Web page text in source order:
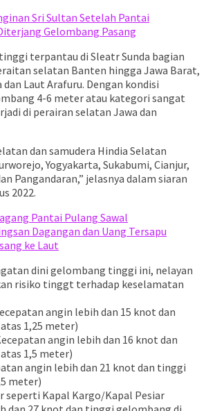
Sri Sultan Setelah Pantai
Gelombang Pasang
terpantau di Sleatr Sunda bagian
selatan Banten hingga Jawa Barat,
dan Laut Arafuru. Dengan kondisi
4-6 meter atau kategori sangat
di perairan selatan Jawa dan
dan samudera Hindia Selatan
Yogyakarta, Sukabumi, Cianjur,
Pangandaran,” jelasnya dalam siaran
2022.
Pantai Pulang Sawal
Dagangan dan Uang Tersapu
ke Laut
dini gelombang tinggi ini, nelayan
risiko tinggt terhadap keselamatan
angin lebih dan 15 knot dan
1,25 meter)
angin lebih dan 16 knot dan
1,5 meter)
angin lebih dan 21 knot dan tinggi
meter)
seperti Kapal Kargo/Kapal Pesiar